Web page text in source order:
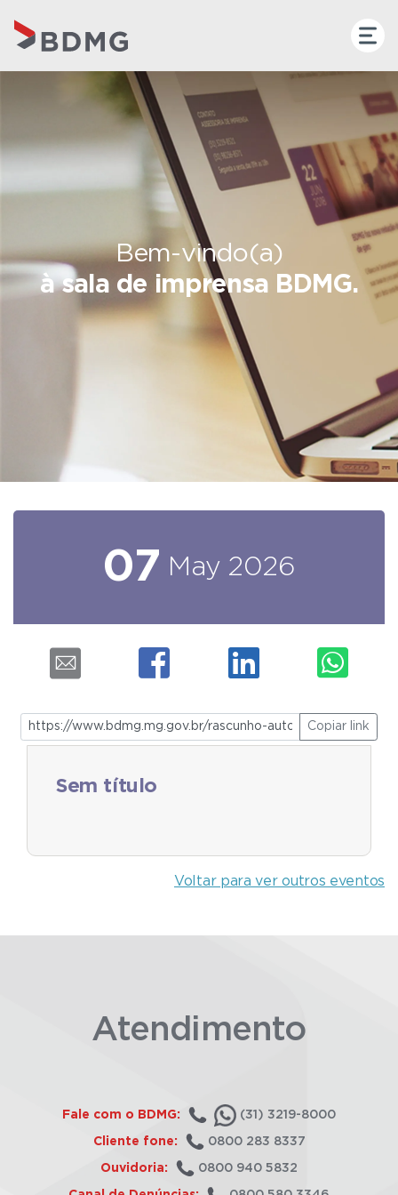
Bem-vindo(a)
à sala de imprensa BDMG.
07 May 2026
Copiar link
Sem título
Voltar para ver outros eventos
Atendimento
Fale com o BDMG: (31) 3219-8000
Cliente fone: 0800 283 8337
Ouvidoria: 0800 940 5832